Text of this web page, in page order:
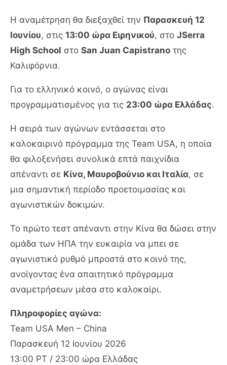
Η αναμέτρηση θα διεξαχθεί την Παρασκευή 12
Ιουνίου, στις 13:00 ώρα Ειρηνικού, στο JSerra
High School στο San Juan Capistrano της
Καλιφόρνια.
Για το ελληνικό κοινό, ο αγώνας είναι
προγραμματισμένος για τις 23:00 ώρα Ελλάδας.
Η σειρά των αγώνων εντάσσεται στο
καλοκαιρινό πρόγραμμα της Team USA, η οποία
θα φιλοξενήσει συνολικά επτά παιχνίδια
απέναντι σε Κίνα, Μαυροβούνιο και Ιταλία, σε
μια σημαντική περίοδο προετοιμασίας και
αγωνιστικών δοκιμών.
Το πρώτο τεστ απέναντι στην Κίνα θα δώσει στην
ομάδα των ΗΠΑ την ευκαιρία να μπει σε
αγωνιστικό ρυθμό μπροστά στο κοινό της,
ανοίγοντας ένα απαιτητικό πρόγραμμα
αναμετρήσεων μέσα στο καλοκαίρι.
Πληροφορίες αγώνα:
Team USA Men – China
Παρασκευή 12 Ιουνίου 2026
13:00 PT / 23:00 ώρα Ελλάδας